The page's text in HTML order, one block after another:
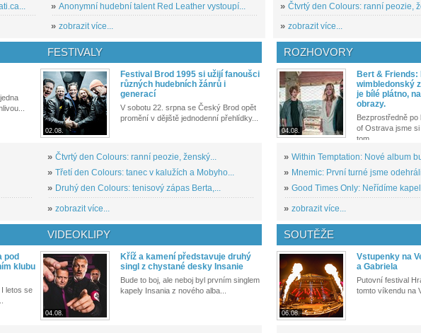
» Anonymní hudební talent Red Leather vystoupí...
» zobrazit více...
» Čtvrtý den Colours: ranní peozie,
» zobrazit více...
FESTIVALY
02.08.
Festival Brod 1995 si užijí fanoušci
různých hudebních žánrů i
generací
V sobotu 22. srpna se Český Brod opět
promění v dějiště jednodenní přehlídky...
» Čtvrtý den Colours: ranní peozie, ženský...
» Třetí den Colours: tanec v kalužích a Mobyho...
» Druhý den Colours: tenisový zápas Berta,...
» zobrazit více...
ROZHOVORY
04.08.
Bert &
wimbledonský
je bílé plátno,
obrazy.
Bezprostředně po
of Ostrava jsme
tom,...
» Within Temptation: Nové album
» Mnemic: První turné jsme
» Good Times Only: Neřídíme
» zobrazit více...
pod
klubu
letos se
VIDEOKLIPY
04.08.
Kříž a kamení představuje druhý
singl z chystané desky Insanie
Bude to boj, ale neboj byl prvním singlem
kapely Insania z nového alba...
SOUTĚŽE
06.08.
Vstupenky na
a Gabriela
Putovní festival
tomto víkendu na